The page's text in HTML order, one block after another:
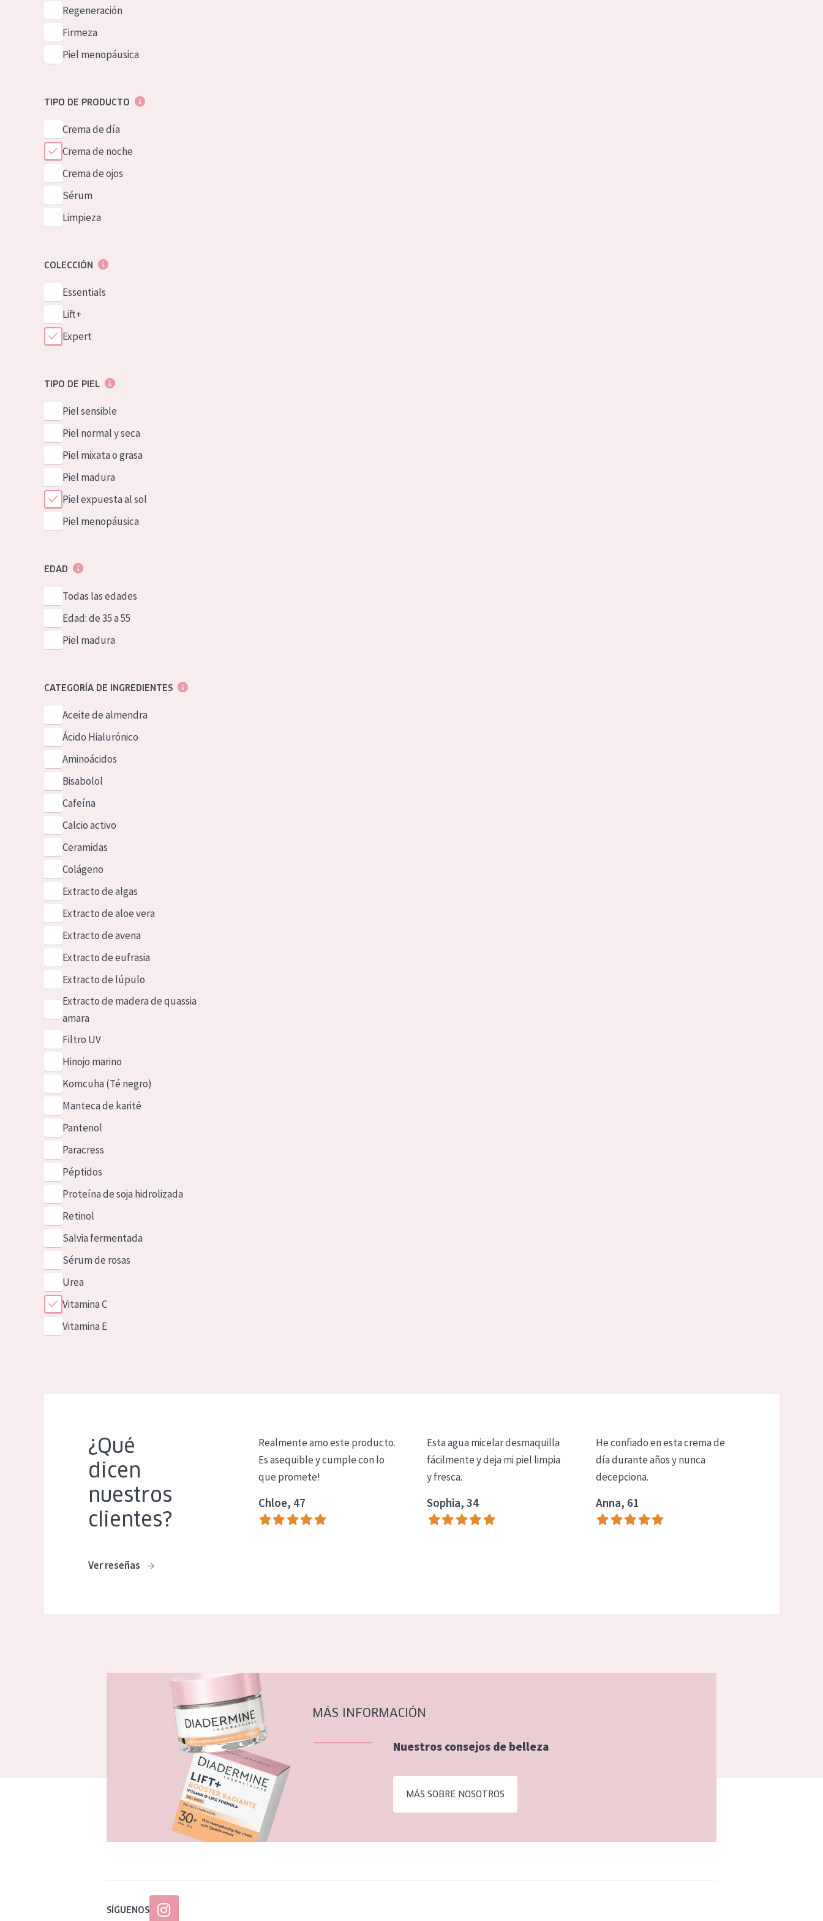
German
Spanish
Greek
Regeneración
Firmeza
Piel menopáusica
TIPO DE PRODUCTO
Crema de día
Crema de noche
Crema de ojos
Sérum
Limpieza
COLECCIÓN
Essentials
Lift+
Expert
TIPO DE PIEL
Piel sensible
Piel normal y seca
Piel mixata o grasa
Piel madura
Piel expuesta al sol
Piel menopáusica
EDAD
Todas las edades
Edad: de 35 a 55
Piel madura
CATEGORÍA DE INGREDIENTES
Aceite de almendra
Ácido Hialurónico
Aminoácidos
Bisabolol
Cafeína
Calcio activo
Ceramidas
Colágeno
Extracto de algas
Extracto de aloe vera
Extracto de avena
Extracto de eufrasia
Extracto de lúpulo
Extracto de madera de quassia
amara
Filtro UV
Hinojo marino
Komcuha (Té negro)
Manteca de karité
Pantenol
Paracress
Péptidos
Proteína de soja hidrolizada
Retinol
Salvia fermentada
Sérum de rosas
Urea
Vitamina C
Vitamina E
¿Qué
dicen
nuestros
clientes?
Ver reseñas
Realmente amo este producto.
Es asequible y cumple con lo
que promete!
Chloe, 47
Esta agua micelar desmaquilla
fácilmente y deja mi piel limpia
y fresca.
Sophia, 34
He confiado en esta crema de
día durante años y nunca
decepciona.
Anna, 61
MÁS INFORMACIÓN
Nuestros consejos de belleza
MÁS SOBRE NOSOTROS
SÍGUENOS